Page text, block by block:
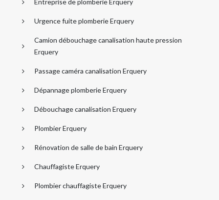
Urgence fuite plomberie Erquery
Camion débouchage canalisation haute pression
Erquery
Passage caméra canalisation Erquery
Dépannage plomberie Erquery
Débouchage canalisation Erquery
Plombier Erquery
Rénovation de salle de bain Erquery
Chauffagiste Erquery
Plombier chauffagiste Erquery